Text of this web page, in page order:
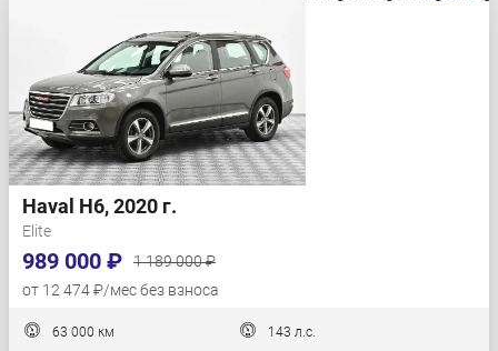
Haval H6, 2020 г.
Elite
989 000 ₽
1 189 000 ₽
от 12 474 ₽/мес без взноса
63 000 км 143 л.с.